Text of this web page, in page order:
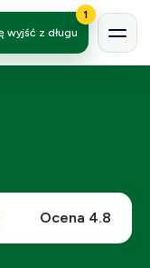
wyjść z długu
1
Ocena 4.8